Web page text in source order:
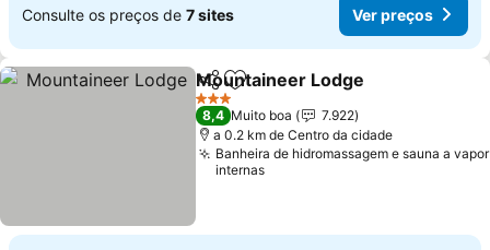
Consulte os preços de 7 sites Ver preços
PartilharAdicionar aos favoritos
Mountaineer Lodge
3 Estrelas
8,4 Muito boa
7.922
a 0.2 km de Centro da cidade
Banheira de hidromassagem e sauna a vapor
internas